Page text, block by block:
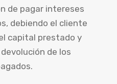
de pagar intereses
debiendo el cliente
capital prestado y
de los